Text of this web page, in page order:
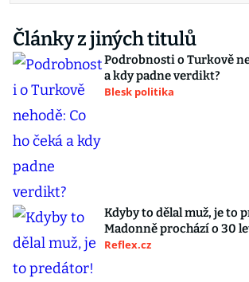
Články z jiných titulů
Podrobnosti o Turkově
a kdy padne verdikt?
Blesk politika
Kdyby to dělal muž, je to
Madonně prochází o 30
Reflex.cz